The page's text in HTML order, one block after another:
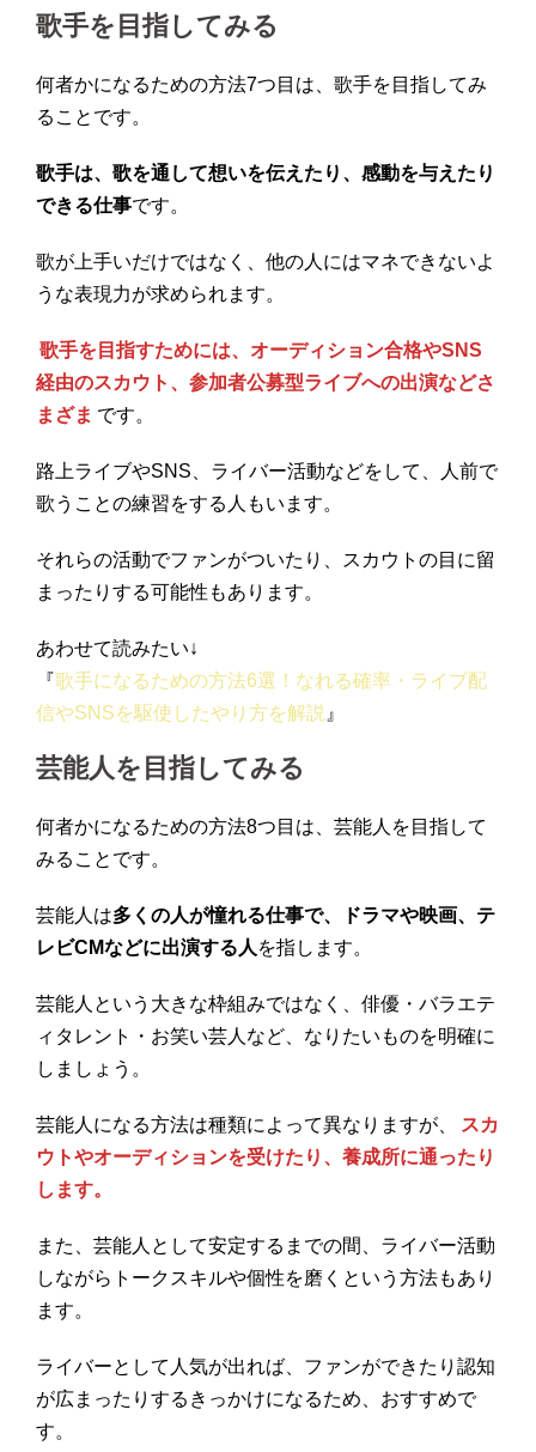
歌手を目指してみる
何者かになるための方法7つ目は、歌手を目指してみ
ることです。
歌手は、歌を通して想いを伝えたり、感動を与えたり
できる仕事です。
歌が上手いだけではなく、他の人にはマネできないよ
うな表現力が求められます。
歌手を目指すためには、オーディション合格やSNS
経由のスカウト、参加者公募型ライブへの出演などさ
まざま です。
路上ライブやSNS、ライバー活動などをして、人前で
歌うことの練習をする人もいます。
それらの活動でファンがついたり、スカウトの目に留
まったりする可能性もあります。
あわせて読みたい↓
『歌手になるための方法6選！なれる確率・ライブ配
信やSNSを駆使したやり方を解説 』
芸能人を目指してみる
何者かになるための方法8つ目は、芸能人を目指して
みることです。
芸能人は多くの人が憧れる仕事で、ドラマや映画、テ
レビCMなどに出演する人 を指します。
芸能人という大きな枠組みではなく、俳優・バラエテ
ィタレント・お笑い芸人など、なりたいものを明確に
しましょう。
芸能人になる方法は種類によって異なりますが、
スカ
ウトやオーディションを受けたり、養成所に通ったり
します。
また、芸能人として安定するまでの間、ライバー活動
しながらトークスキルや個性を磨くという方法もあり
ます。
ライバーとして人気が出れば、ファンができたり認知
が広まったりするきっかけになるため、おすすめで
す。